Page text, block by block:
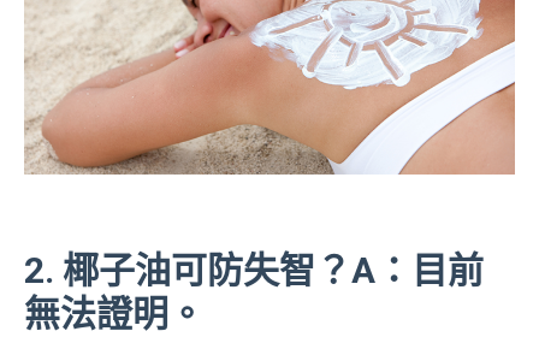
2. 椰子油可防失智？A：目前
無法證明。